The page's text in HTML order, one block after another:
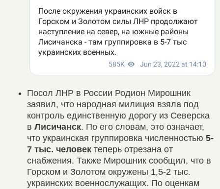
Посол ЛНР в России Родион Мирошник
заявил, что народная милиция взяла под
контроль единственную дорогу из Северска
в Лисичанск. По его словам, это означает,
что украинская группировка численностью 5-
7 тыс. человек теперь отрезана от
снабжения. Также Мирошник сообщил, что в
Горском и Золотом окружены 1,5-2 тыс.
украинских военнослужащих. По оценкам